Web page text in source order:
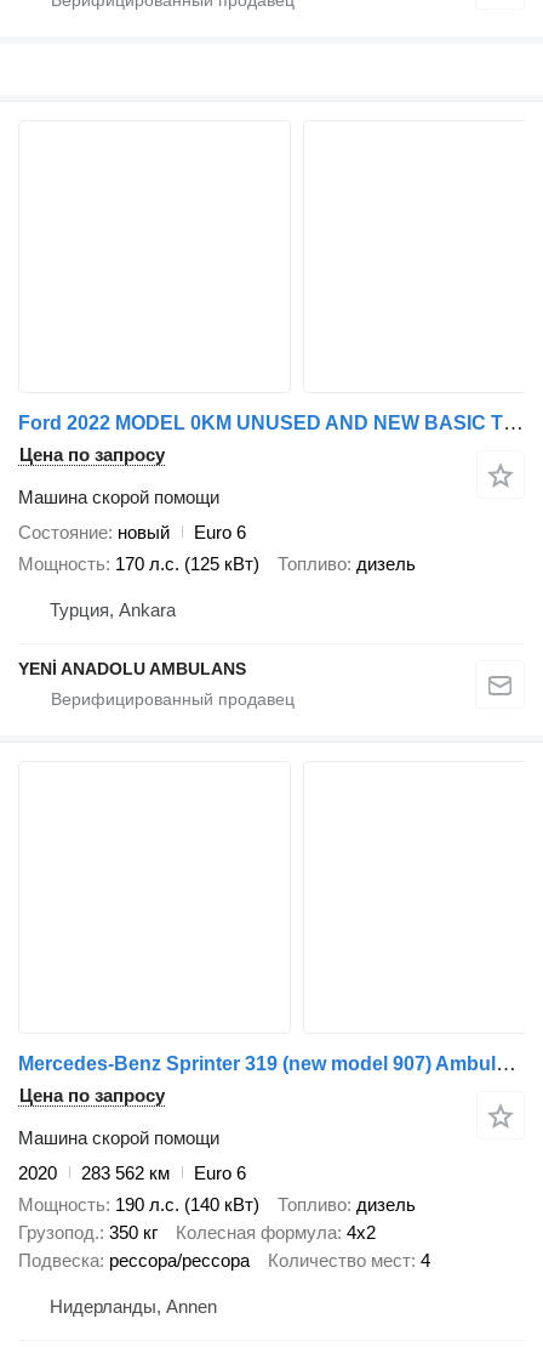
Ford 2022 MODEL 0KM UNUSED AND NEW BASIC TYPE AMBULANCE THE LAST 2 VE
Цена по запросу
Машина скорой помощи
Состояние новый
Euro 6
Мощность 170 л.с. (125 кВт) Топливо дизель
Турция, Ankara
YENİ ANADOLU AMBULANS
Mercedes-Benz Sprinter 319 (new model 907) AmbulanzMobile
Цена по запросу
Машина скорой помощи
2020
283 562 км
Euro 6
Мощность 190 л.с. (140 кВт) Топливо дизель
Грузопод. 350 кг Колесная формула 4x2
Подвеска рессора/рессора Количество мест 4
Нидерланды, Annen